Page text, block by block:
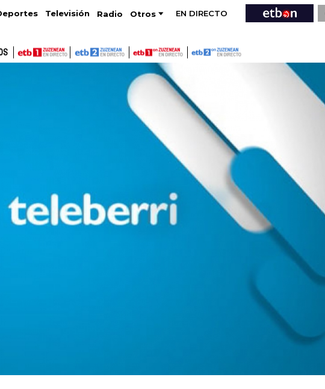
Televisión Radio Otros EN DIRECTO